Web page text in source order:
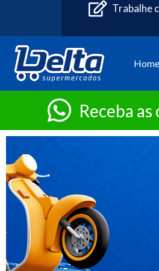
Trabalhe
Home
Receba